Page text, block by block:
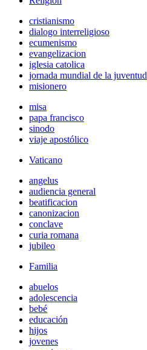
cristianismo
dialogo interreligioso
ecumenismo
evangelizacion
iglesia catolica
jornada mundial de la juventud
misionero
misa
papa francisco
sinodo
viaje apostólico
Vaticano
angelus
audiencia general
beatificacion
canonizacion
conclave
curia romana
jubileo
Familia
abuelos
adolescencia
bebé
educación
hijos
jovenes